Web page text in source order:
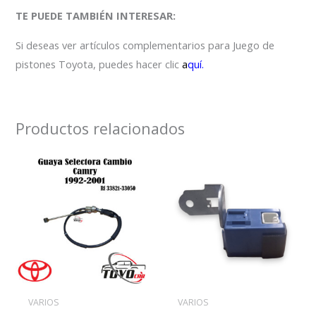
TE PUEDE TAMBIÉN INTERESAR:
Si deseas ver artículos complementarios para Juego de
pistones Toyota, puedes hacer clicaquí.
Productos relacionados
VARIOS VARIOS